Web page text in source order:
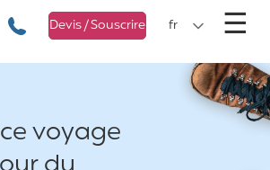
Voyages
+33 1 74 85 50 50
Devis / Souscrire fr ☰
voyage